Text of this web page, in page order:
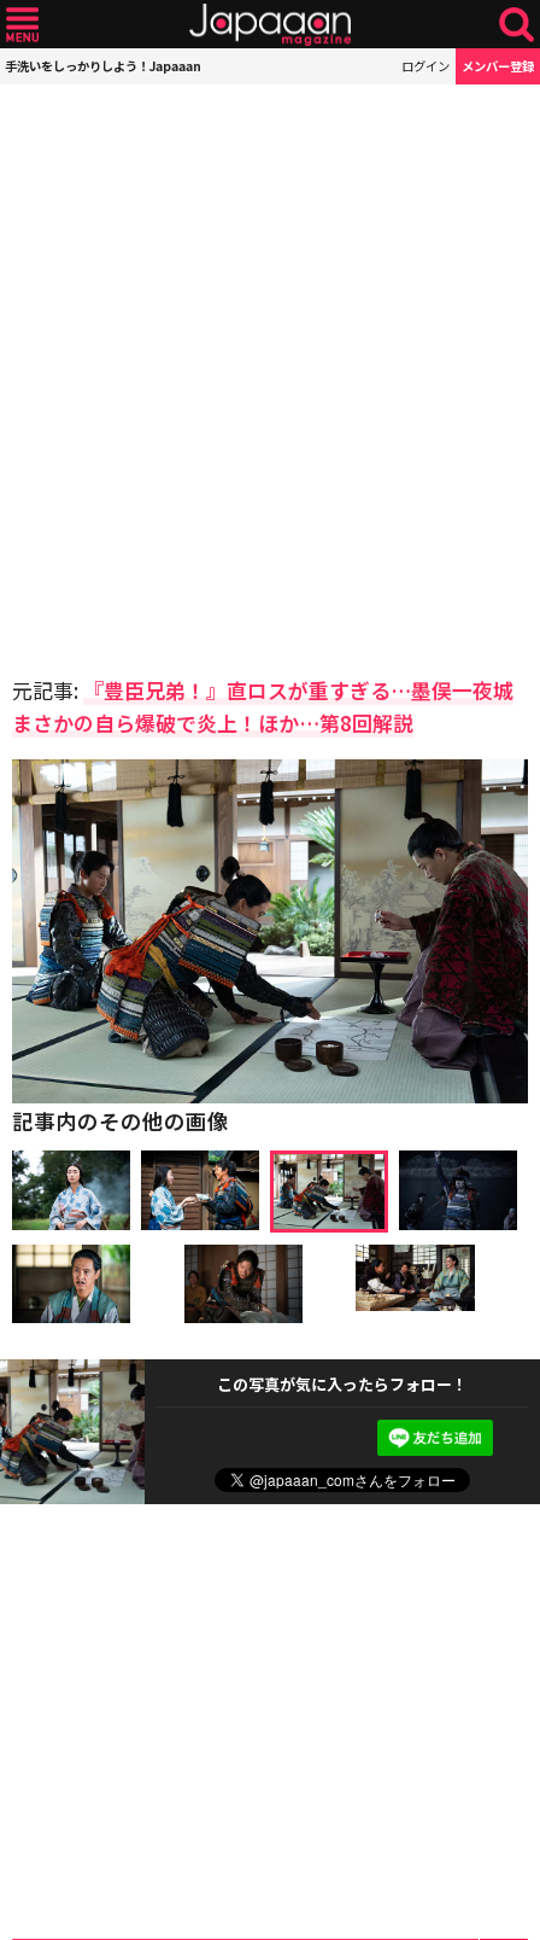
手洗いをしっかりしよう！Japaaan ログイン メンバー登録
元記事: 『豊臣兄弟！』直ロスが重すぎる…墨俣一夜城
まさかの自ら爆破で炎上！ほか…第8回解説
記事内のその他の画像
この写真が気に入ったらフォロー！